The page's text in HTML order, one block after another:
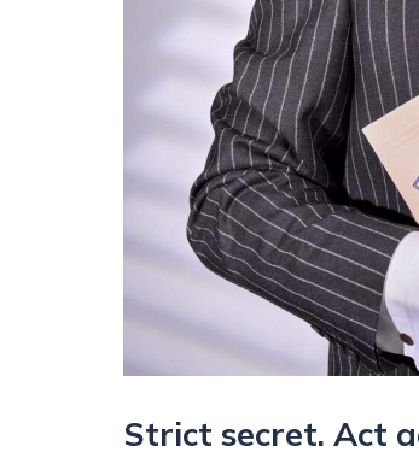
Strict secret. Act